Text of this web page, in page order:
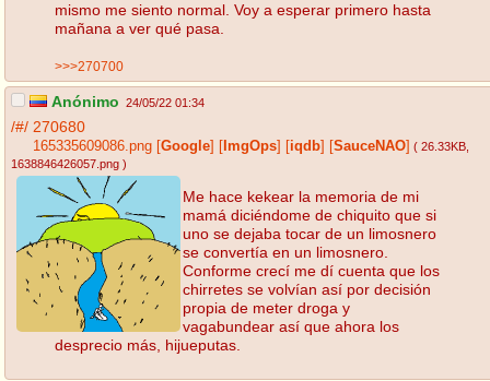
mismo me siento normal. Voy a esperar primero hasta
mañana a ver qué pasa.
>>>270700
Anónimo 24/05/22 01:34
/#/ 270680
165335609086.png Google ImgOps iqdb SauceNAO ( 26.33KB
1638846426057.png )
Me hace kekear la memoria de mi
mamá diciéndome de chiquito que si
uno se dejaba tocar de un limosnero
se convertía en un limosnero.
Conforme crecí me dí cuenta que los
chirretes se volvían así por decisión
propia de meter droga y
vagabundear así que ahora los
desprecio más, hijueputas.